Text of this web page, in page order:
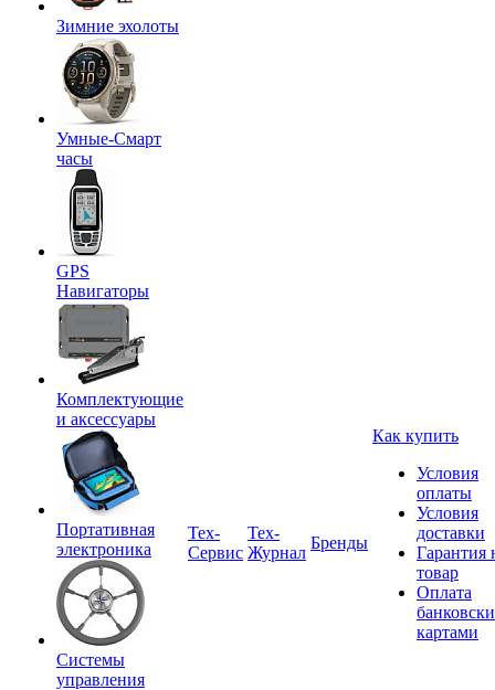
Зимние эхолоты
Умные-Смарт
часы
GPS
Навигаторы
Комплектующие
и аксессуары
Портативная
электроника
Системы
управления
Tex-
Сервис
Тех-
Журнал
Бренды
Как купить
Условия
оплаты
Условия
доставки
Гарантия
товар
Оплата
картами